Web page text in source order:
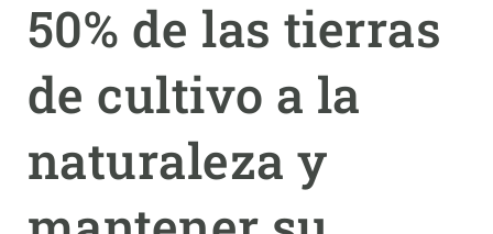
50% de las tierras
de cultivo a la
naturaleza y
NOTICIAS Y AGENDA